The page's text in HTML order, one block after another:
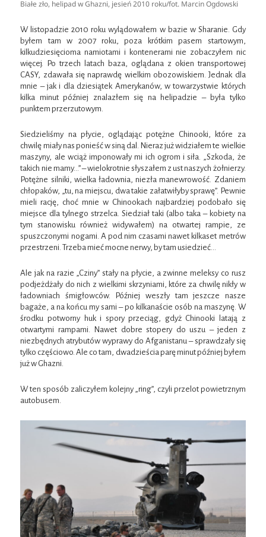
Białe zło, helipad w Ghazni, jesień 2010 roku/fot. Marcin Ogdowski
W listopadzie 2010 roku wylądowałem w bazie w Sharanie. Gdy
byłem tam w 2007 roku, poza krótkim pasem startowym,
kilkudziesięcioma namiotami i kontenerami nie zobaczyłem nic
więcej. Po trzech latach baza, oglądana z okien transportowej
CASY, zdawała się naprawdę wielkim obozowiskiem. Jednak dla
mnie – jak i dla dziesiątek Amerykanów, w towarzystwie których
kilka minut później znalazłem się na helipadzie – była tylko
punktem przerzutowym.
Siedzieliśmy na płycie, oglądając potężne Chinooki, które za
chwilę miały nas ponieść w siną dal. Nieraz już widziałem te wielkie
maszyny, ale wciąż imponowały mi ich ogrom i siła. „Szkoda, że
takich nie mamy…” – wielokrotnie słyszałem z ust naszych żołnierzy.
Potężne silniki, wielka ładownia, niezła manewrowość. Zdaniem
chłopaków, „tu, na miejscu, dwa takie załatwiłyby sprawę”. Pewnie
mieli rację, choć mnie w Chinookach najbardziej podobało się
miejsce dla tylnego strzelca. Siedział taki (albo taka – kobiety na
tym stanowisku również widywałem) na otwartej rampie, ze
spuszczonymi nogami. A pod nim czasami nawet kilkaset metrów
przestrzeni. Trzeba mieć mocne nerwy, by tam usiedzieć…
Ale jak na razie „Cziny” stały na płycie, a zwinne meleksy co rusz
podjeżdżały do nich z wielkimi skrzyniami, które za chwilę nikły w
ładowniach śmigłowców. Później weszły tam jeszcze nasze
bagaże, a na końcu my sami – po kilkanaście osób na maszynę. W
środku potworny huk i spory przeciąg, gdyż Chinooki latają z
otwartymi rampami. Nawet dobre stopery do uszu – jeden z
niezbędnych atrybutów wyprawy do Afganistanu – sprawdzały się
tylko częściowo. Ale co tam, dwadzieścia parę minut później byłem
już w Ghazni.
W ten sposób zaliczyłem kolejny „ring”, czyli przelot powietrznym
autobusem.